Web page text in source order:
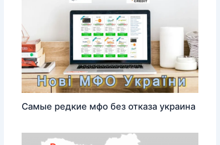
Самые редкие мфо без отказа украина